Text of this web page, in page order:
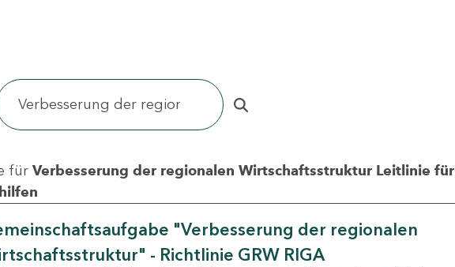
für Verbesserung der regionalen Wirtschaftsstruktur Leitlinie für
"Verbesserung der regionalen
- Richtlinie GRW RIGA